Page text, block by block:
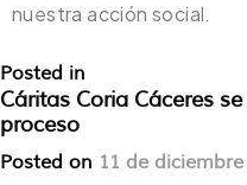
nuestra acción social.
Posted in
Cáritas Coria Cáceres
proceso
Posted on 11 de